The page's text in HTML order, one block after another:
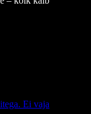
Ei vaja